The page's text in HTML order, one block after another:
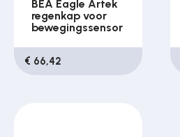
BEA Eagle Artek
regenkap voor
bewegingssensor
€ 66,42